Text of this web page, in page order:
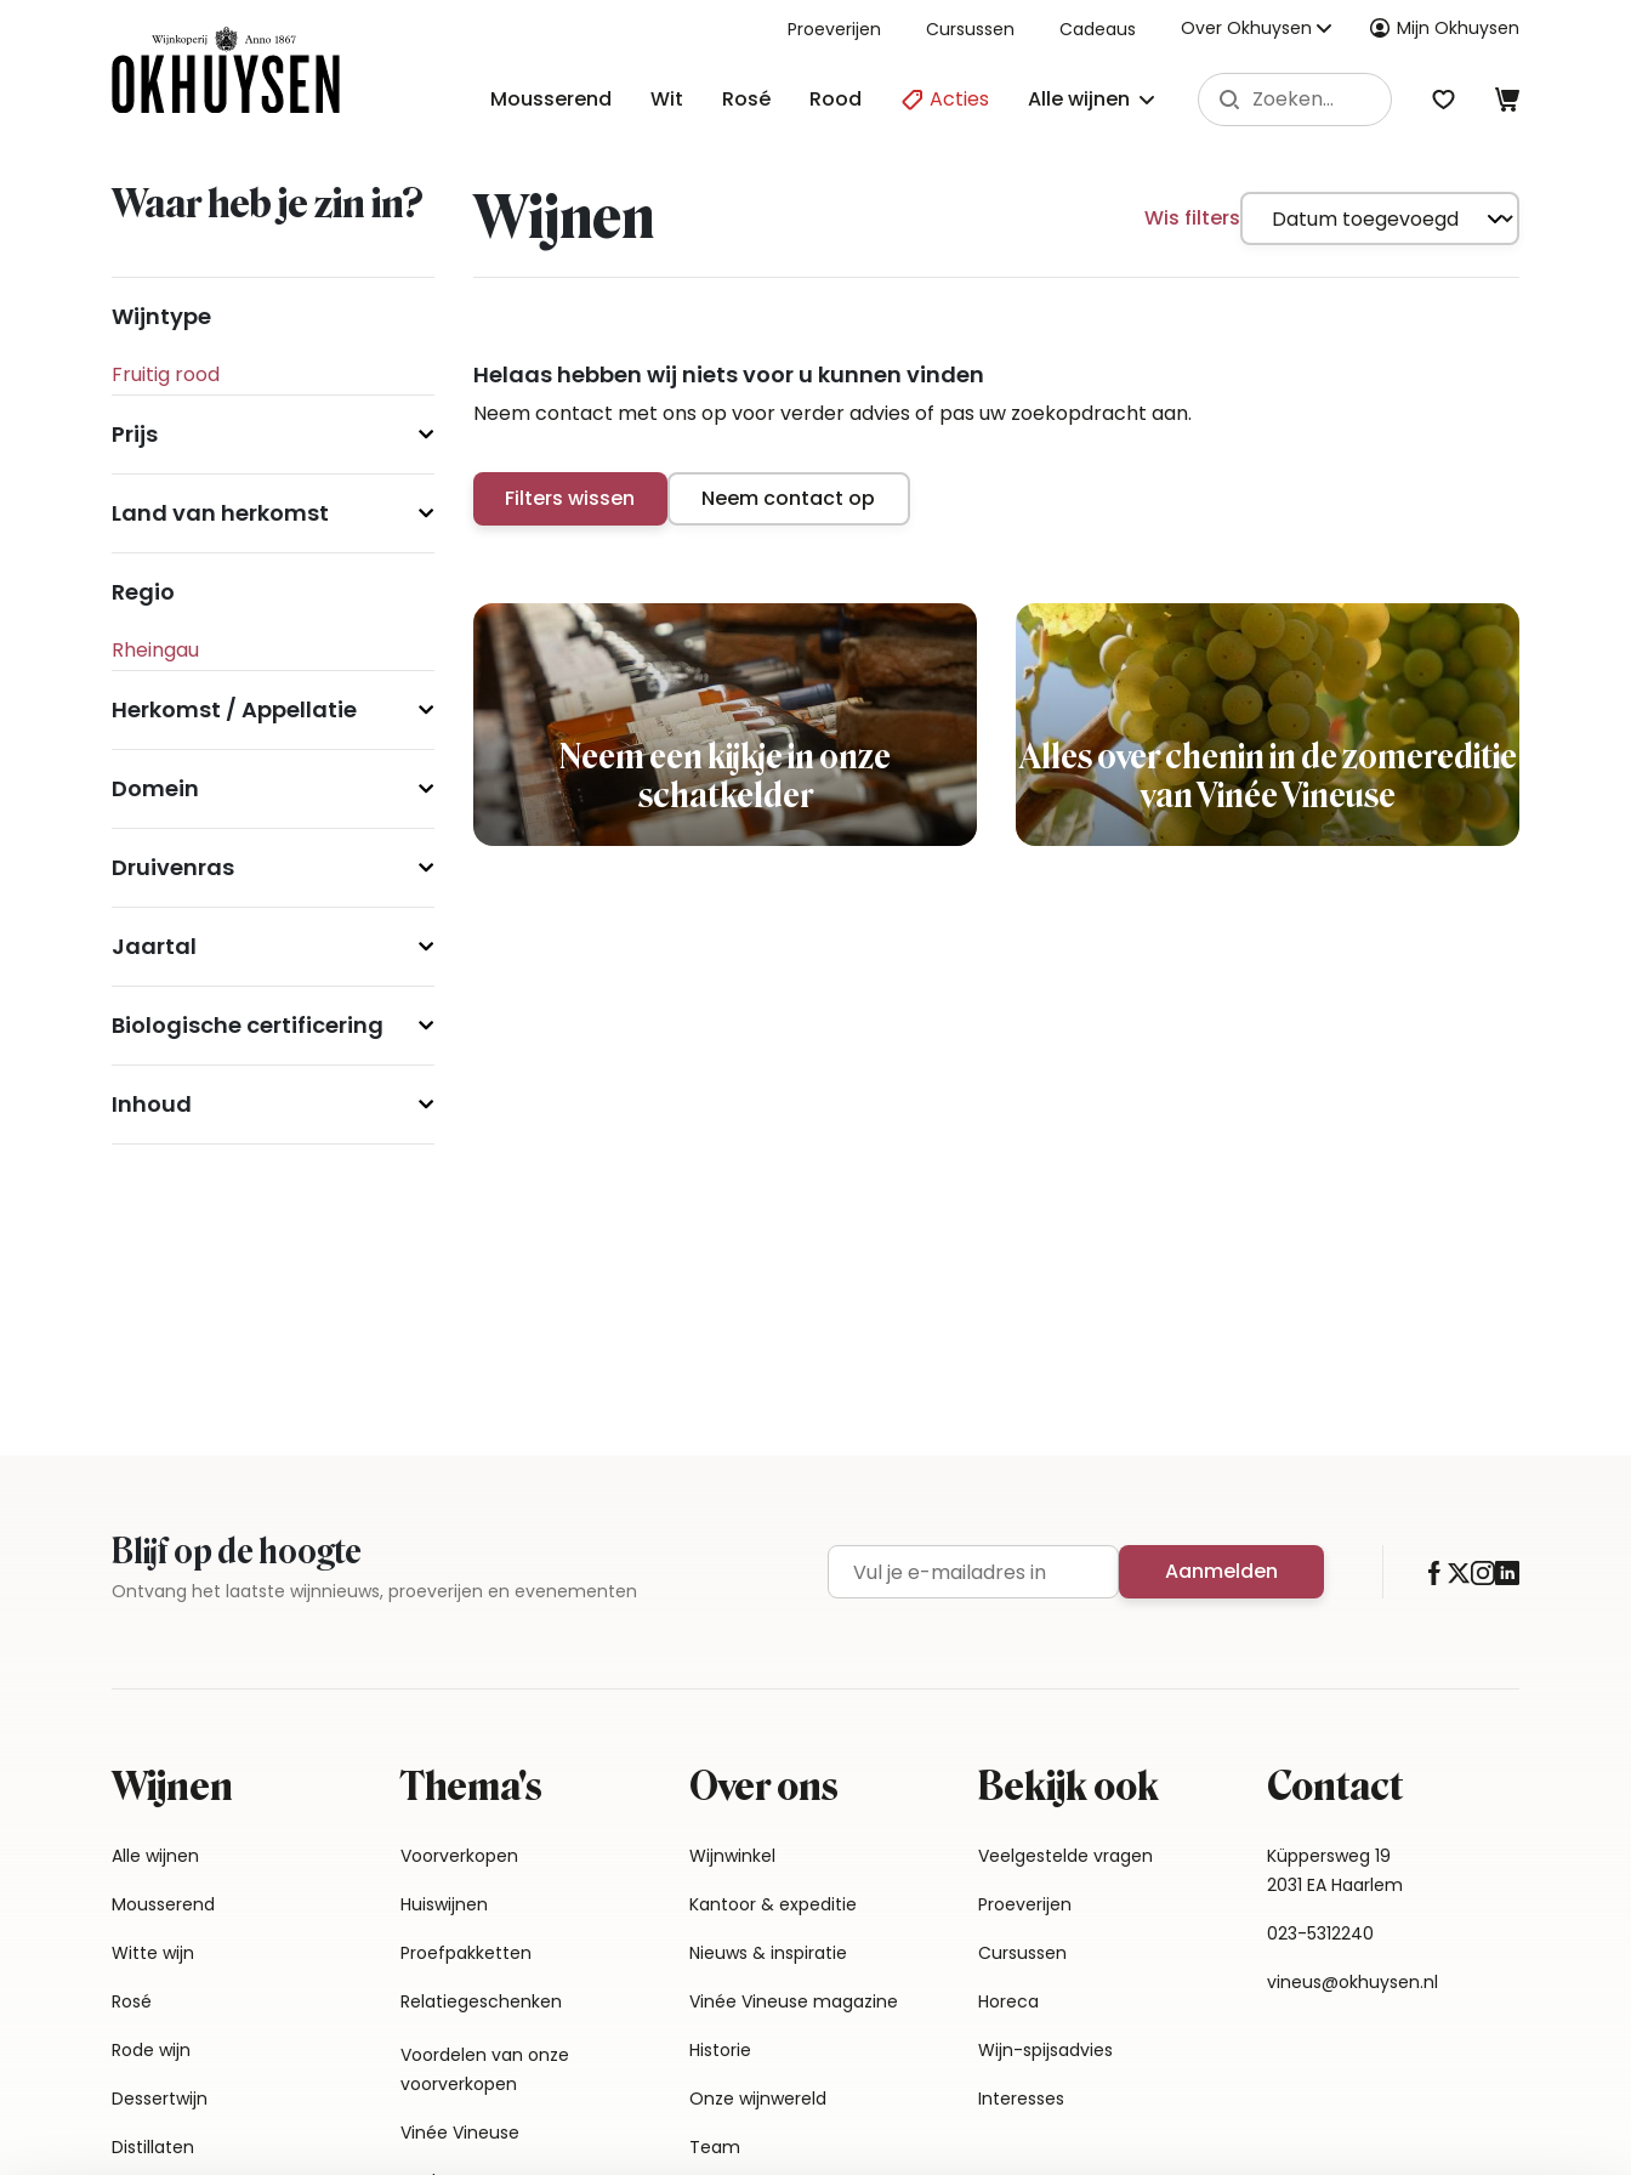
Proeverijen Cursussen Cadeaus Over Okhuysen Mijn Okhuysen
Mousserend Wit Rosé Rood Acties Alle wijnen
Waar heb je zin in? Wijnen Wis filters
Wijntype
Prijs
Land van herkomst
Regio
Herkomst / Appellatie
Domein
Druivenras
Jaartal
Biologische certificering
Inhoud
Helaas hebben wij niets voor u kunnen vinden
Neem contact met ons op voor verder advies of pas uw zoekopdracht aan.
Filters wissen Neem contact op
Neem een kijkje in onze
schatkelder
Alles over chenin in de zomereditie
van Vinée Vineuse
Blijf op de hoogte
Ontvang het laatste wijnnieuws, proeverijen en evenementen E-mailadres Aanmelden
Wijnen
Alle wijnen
Mousserend
Witte wijn
Rosé
Rode wijn
Dessertwijn
Distillaten
Thema's
Voorverkopen
Huiswijnen
Proefpakketten
Relatiegeschenken
Voordelen van onze
voorverkopen
Vinée Vineuse
Over ons
Wijnwinkel
Kantoor & expeditie
Nieuws & inspiratie
Vinée Vineuse magazine
Historie
Onze wijnwereld
Team
Bekijk ook
Veelgestelde vragen
Proeverijen
Cursussen
Horeca
Wijn-spijsadvies
Interesses
Contact
Küppersweg 19
2031 EA Haarlem
023-5312240
vineus@okhuysen.nl